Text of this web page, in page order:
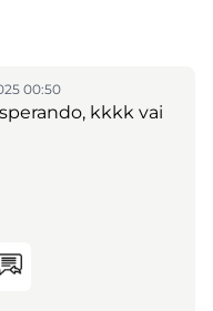
00:50
kkkk vai